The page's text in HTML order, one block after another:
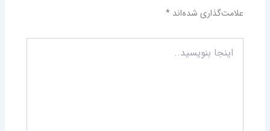
علامت‌گذاری شده‌اند*
بنویسید..